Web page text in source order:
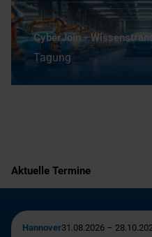
CyberJoin -
Tagung
Aktuelle Termine
Hannover31.08.2026 –